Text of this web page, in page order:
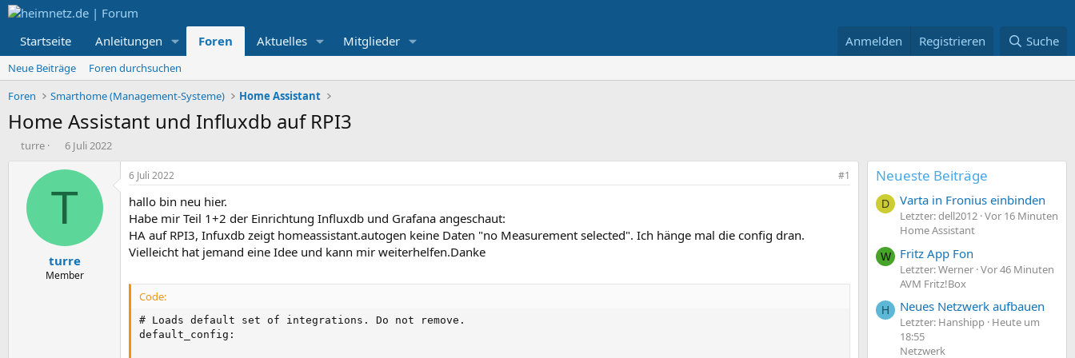
Startseite Anleitungen Foren Aktuelles Mitglieder Anmelden Registrieren Suche
Neue Beiträge
Foren durchsuchen
Foren
Smarthome (Management-Systeme) Home Assistant
Home Assistant und Influxdb auf RPI3
E
turre
E
s
t
a
m
6 Juli 2022
T
turre
Member
6 Juli 2022 #1
hallo bin neu hier.
Habe mir Teil 1+2 der Einrichtung Influxdb und Grafana angeschaut:
HA auf RPI3, Infuxdb zeigt homeassistant.autogen keine Daten "no Measurement selected". Ich hänge mal die config dran.
Vielleicht hat jemand eine Idee und kann mir weiterhelfen.Danke
Code:
# Loads default set of integrations. Do not remove.
default_config:
Neueste Beiträge
D Varta in Fronius einbinden
Letzter: dell2012 Vor 16 Minuten
Home Assistant
W Fritz App Fon
Letzter: Werner Vor 46 Minuten
AVM Fritz!Box
H Neues Netzwerk aufbauen
Letzter: Hanshipp Heute um
18:55
Netzwerk